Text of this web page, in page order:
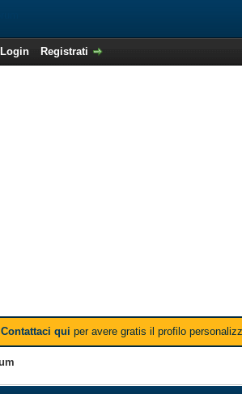
Login Registrati
Contattaci qui per avere gratis il profilo